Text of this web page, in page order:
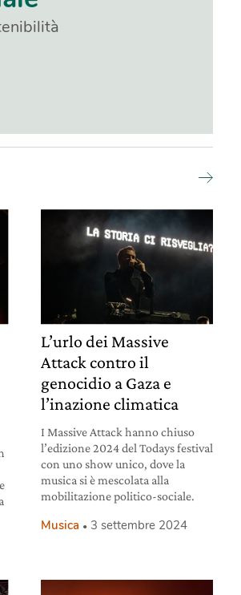
L’urlo dei Massive
Attack contro il
genocidio a Gaza e
l’inazione climatica
I Massive Attack hanno chiuso
l’edizione 2024 del Todays festival
con uno show unico, dove la
musica si è mescolata alla
mobilitazione politico-sociale.
Musica 3 settembre 2024